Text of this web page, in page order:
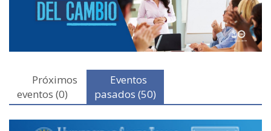
Próximos
eventos (0)
Eventos
pasados (50)